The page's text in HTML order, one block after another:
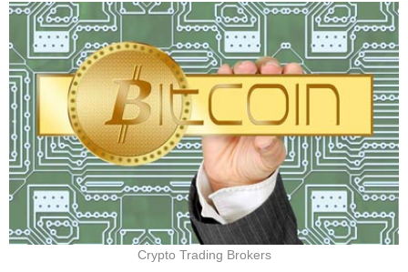
Crypto Trading Brokers